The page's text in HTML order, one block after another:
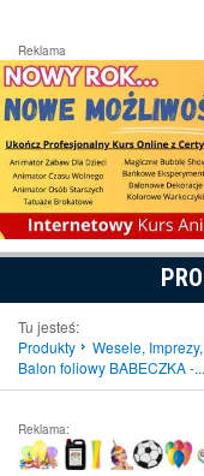
Reklama
Tu jesteś:
Produkty
Wesele,
Balon foliowy BABECZKA -...
Reklama: